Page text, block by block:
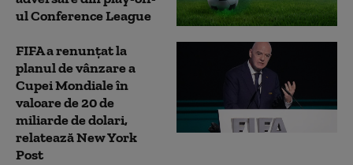
ul Conference League
FIFA a renunțat la
planul de vânzare a
Cupei Mondiale în
valoare de 20 de
miliarde de dolari,
relatează New York
Post